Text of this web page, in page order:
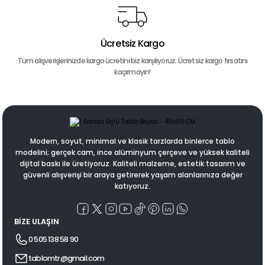
Ücretsiz Kargo
Tüm alışverişlerinizde kargo ücretini biz karşılıyoruz. Ücretsiz kargo fırsatını
kaçırmayın!
Modern, soyut, minimal ve klasik tarzlarda binlerce tablo
modelini; gerçek cam, ince alüminyum çerçeve ve yüksek kaliteli
dijital baskı ile üretiyoruz. Kaliteli malzeme, estetik tasarım ve
güvenli alışverişi bir araya getirerek yaşam alanlarınıza değer
katıyoruz.
BİZE ULAŞIN
0 505 138 58 90
tablomtr@gmail.com